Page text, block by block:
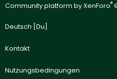
Community platform by XenForo®
Deutsch [Du]
Kontakt
Nutzungsbedingungen